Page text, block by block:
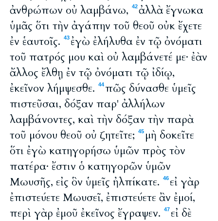
ἀνθρώπων οὐ λαμβάνω,
42ἀλλὰ ἔγνωκα
ὑμᾶς ὅτι τὴν ἀγάπην τοῦ θεοῦ οὐκ ἔχετε
ἐν ἑαυτοῖς.
43 ἐγὼ ἐλήλυθα ἐν τῷ ὀνόματι
τοῦ πατρός μου καὶ οὐ λαμβάνετέ με· ἐὰν
ἄλλος ἔλθῃ ἐν τῷ ὀνόματι τῷ ἰδίῳ,
ἐκεῖνον λήμψεσθε.
44πῶς δύνασθε ὑμεῖς
πιστεῦσαι, δόξαν παρ' ἀλλήλων
λαμβάνοντες, καὶ τὴν δόξαν τὴν παρὰ
τοῦ μόνου θεοῦ οὐ ζητεῖτε;
45 μὴ δοκεῖτε
ὅτι ἐγὼ κατηγορήσω ὑμῶν πρὸς τὸν
πατέρα· ἔστιν ὁ κατηγορῶν ὑμῶν
Μωυσῆς, εἰς ὃν ὑμεῖς ἠλπίκατε.
46 εἰ γὰρ
ἐπιστεύετε Μωυσεῖ, ἐπιστεύετε ἂν ἐμοί,
περὶ γὰρ ἐμοῦ ἐκεῖνος ἔγραψεν.
47 εἰ δὲ